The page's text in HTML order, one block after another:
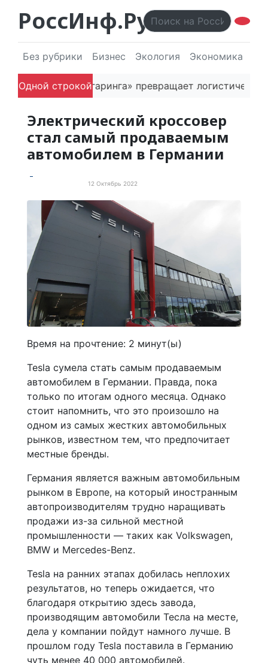
РоссИнф.Ру
Без рубрики Бизнес Экология Экономика
Одной строкой
«Гагаринга» превращает логистическую
Электрический кроссовер
стал самый продаваемым
автомобилем в Германии
12 Октябрь 2022
Время на прочтение: 2 минут(ы)
Tesla сумела стать самым продаваемым
автомобилем в Германии. Правда, пока
только по итогам одного месяца. Однако
стоит напомнить, что это произошло на
одном из самых жестких автомобильных
рынков, известном тем, что предпочитает
местные бренды.
Германия является важным автомобильным
рынком в Европе, на который иностранным
автопроизводителям трудно наращивать
продажи из-за сильной местной
промышленности — таких как Volkswagen,
BMW и Mercedes-Benz.
Tesla на ранних этапах добилась неплохих
результатов, но теперь ожидается, что
благодаря открытию здесь завода,
производящим автомобили Тесла на месте,
дела у компании пойдут намного лучше. В
прошлом году Tesla поставила в Германию
чуть менее 40 000 автомобилей.